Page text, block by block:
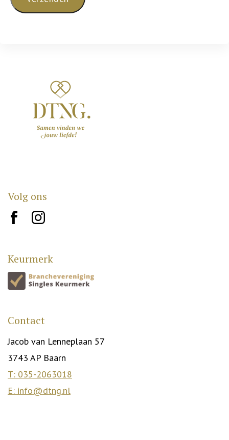
Volg ons
brand10 brand12
Keurmerk
Contact
Jacob van Lenneplaan 57
3743 AP Baarn
T: 035-2063018
E: info@dtng.nl